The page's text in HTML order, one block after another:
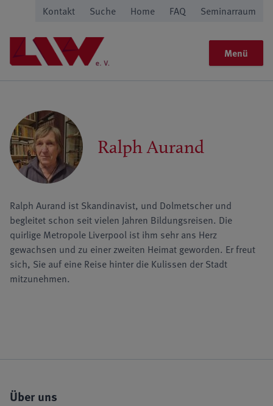
Kontakt Suche Home FAQ Seminarraum
Menü
Ralph Aurand
Ralph Aurand ist Skandinavist, und Dolmetscher und
begleitet schon seit vielen Jahren Bildungsreisen. Die
quirlige Metropole Liverpool ist ihm sehr ans Herz
gewachsen und zu einer zweiten Heimat geworden. Er freut
sich, Sie auf eine Reise hinter die Kulissen der Stadt
mitzunehmen.
Über uns